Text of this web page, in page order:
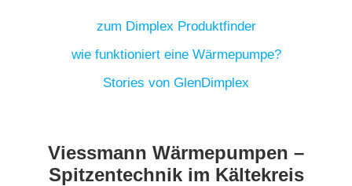
zum Dimplex Produktfinder
wie funktioniert eine Wärmepumpe?
Stories von GlenDimplex
Viessmann Wärmepumpen –
Spitzentechnik im Kältekreis